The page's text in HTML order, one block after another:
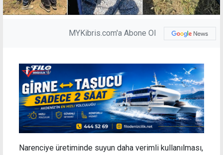
MYKibris.com'a Abone Ol
Narenciye üretiminde suyun daha verimli kullanılması,